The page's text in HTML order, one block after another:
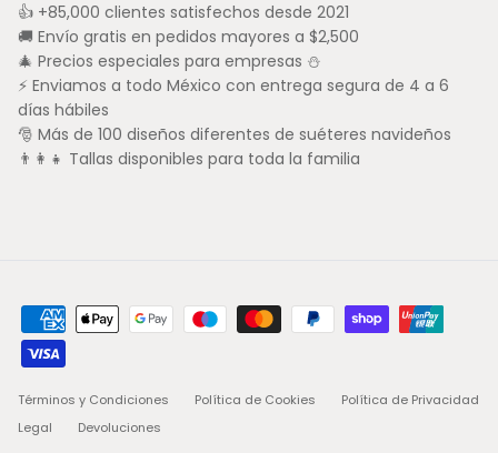
👍 +85,000 clientes satisfechos desde 2021
🚚 Envío gratis en pedidos mayores a $2,500
🎄 Precios especiales para empresas ⛄
⚡ Enviamos a todo México con entrega segura de 4 a 6
días hábiles
🎅 Más de 100 diseños diferentes de suéteres navideños
👨‍👩‍👧 Tallas disponibles para toda la familia
Términos y Condiciones Política de Cookies
Política de Privacidad
Legal
Devoluciones